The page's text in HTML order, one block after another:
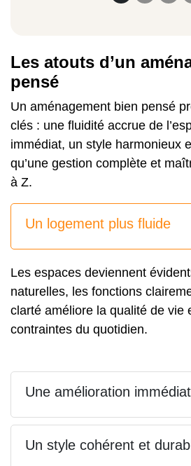
Les atouts d’un
pensé
Un aménagement bien pensé
clés : une fluidité accrue de
immédiat, un style harmonieux
qu’une gestion complète et
à Z.
Un logement plus fluide
Les espaces deviennent
naturelles, les fonctions
clarté améliore la qualité de vie
contraintes du quotidien.
Une amélioration
Un style cohérent et